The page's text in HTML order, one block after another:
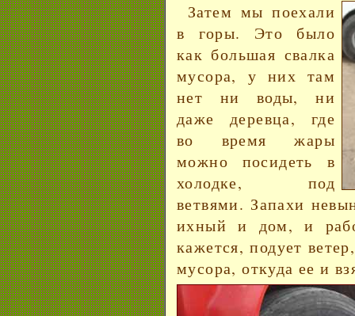
Затем мы поехали
в горы. Это было
как большая свалка
мусора, у них там
нет ни воды, ни
даже деревца, где
во время жары
можно посидеть в
холодке, под
ветвями. Запахи
ихный и дом, и
кажется, подует
мусора, откуда ее и